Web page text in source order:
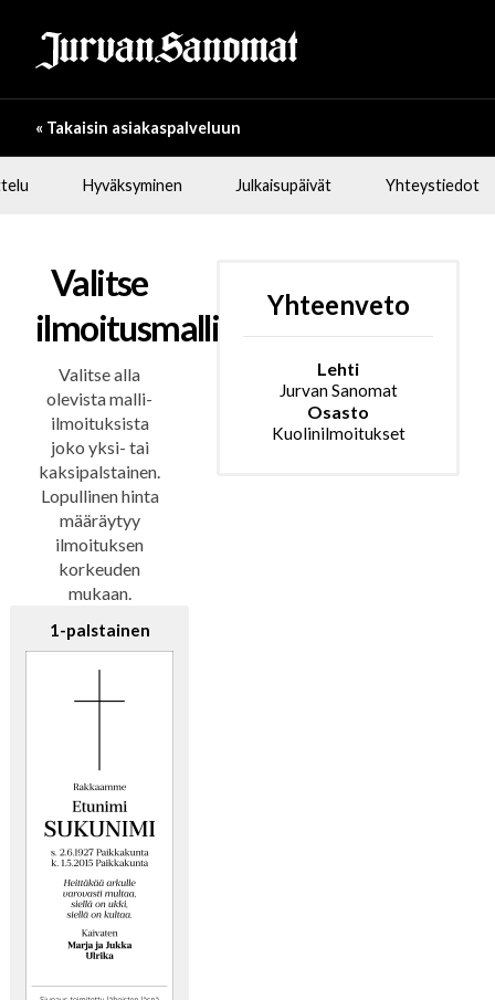
« Takaisin asiakaspalveluun
Hyväksyminen Julkaisupäivät Yhteystiedot
Valitse
ilmoitusmalli
Valitse alla
olevista malli-
ilmoituksista
joko yksi- tai
kaksipalstainen.
Lopullinen hinta
määräytyy
ilmoituksen
korkeuden
mukaan.
1-palstainen
Yhteenveto
Lehti
Jurvan Sanomat
Osasto
Kuolinilmoitukset